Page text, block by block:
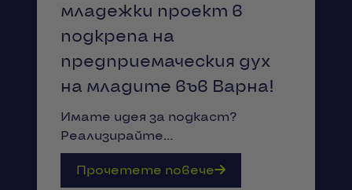
младежки проект в
подкрепа на
предприемаческия дух
на младите във Варна!
Имате идея за подкаст?
Реализирайте...
Прочетете повече